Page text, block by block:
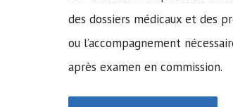
des dossiers médicaux et des
ou l’accompagnement
après examen en commission.